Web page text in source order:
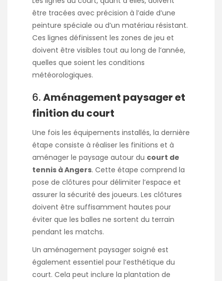
être tracées avec précision à l’aide d’une
peinture spéciale ou d’un matériau résistant.
Ces lignes définissent les zones de jeu et
doivent être visibles tout au long de l’année,
quelles que soient les conditions
météorologiques.
6.Aménagement paysager et
finition du court
Une fois les équipements installés, la dernière
étape consiste à réaliser les finitions et à
aménager le paysage autour du court de
tennis à Angers. Cette étape comprend la
pose de clôtures pour délimiter l’espace et
assurer la sécurité des joueurs. Les clôtures
doivent être suffisamment hautes pour
éviter que les balles ne sortent du terrain
pendant les matchs.
Un aménagement paysager soigné est
également essentiel pour l’esthétique du
court. Cela peut inclure la plantation de